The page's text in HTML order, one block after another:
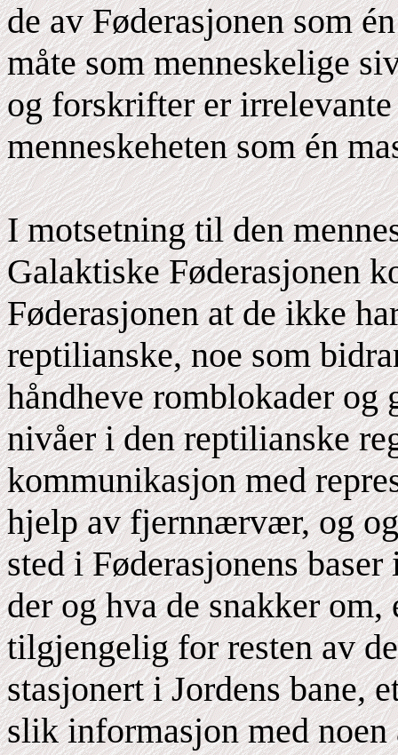
de av Føderasjonen som
måte som menneskelige
og forskrifter er
menneskeheten som én
I motsetning til den
Galaktiske Føderasjonen
Føderasjonen at de ikke
reptilianske, noe som
håndheve romblokader og
nivåer i den reptilianske
kommunikasjon med
hjelp av fjernnærvær, og
sted i Føderasjonens
der og hva de snakker
tilgjengelig for resten av
stasjonert i Jordens bane,
slik informasjon med